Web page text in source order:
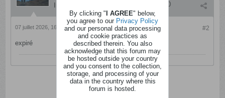
110
#2
07 juillet 2026, 16h50
expiré
By clicking "I AGREE" below,
you agree to our Privacy Policy
and our personal data processing
and cookie practices as
described therein. You also
acknowledge that this forum may
be hosted outside your country
and you consent to the collection,
storage, and processing of your
data in the country where this
forum is hosted.